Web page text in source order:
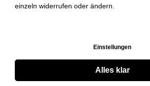
einzeln widerrufen oder ändern.
Einstellungen
Alles klar